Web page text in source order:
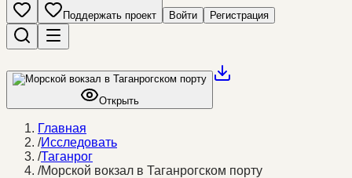
Поддержать проект Войти Регистрация
Открыть
Главная
/Исследовать
/Таганрог
/Морской вокзал в Таганрогском порту